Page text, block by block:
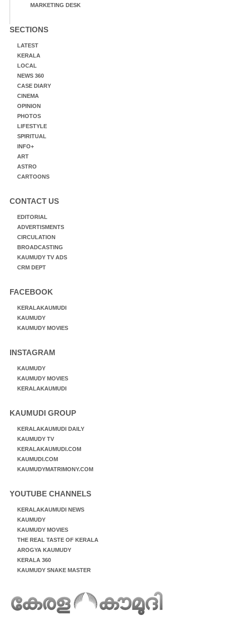
MARKETING DESK
SECTIONS
LATEST
KERALA
LOCAL
NEWS 360
CASE DIARY
CINEMA
OPINION
PHOTOS
LIFESTYLE
SPIRITUAL
INFO+
ART
ASTRO
CARTOONS
CONTACT US
EDITORIAL
ADVERTISMENTS
CIRCULATION
BROADCASTING
KAUMUDY TV ADS
CRM DEPT
FACEBOOK
KERALAKAUMUDI
KAUMUDY
KAUMUDY MOVIES
INSTAGRAM
KAUMUDY
KAUMUDY MOVIES
KERALAKAUMUDI
KAUMUDI GROUP
KERALAKAUMUDI DAILY
KAUMUDY TV
KERALAKAUMUDI.COM
KAUMUDI.COM
KAUMUDYMATRIMONY.COM
YOUTUBE CHANNELS
KERALAKAUMUDI NEWS
KAUMUDY
KAUMUDY MOVIES
THE REAL TASTE OF KERALA
AROGYA KAUMUDY
KERALA 360
KAUMUDY SNAKE MASTER